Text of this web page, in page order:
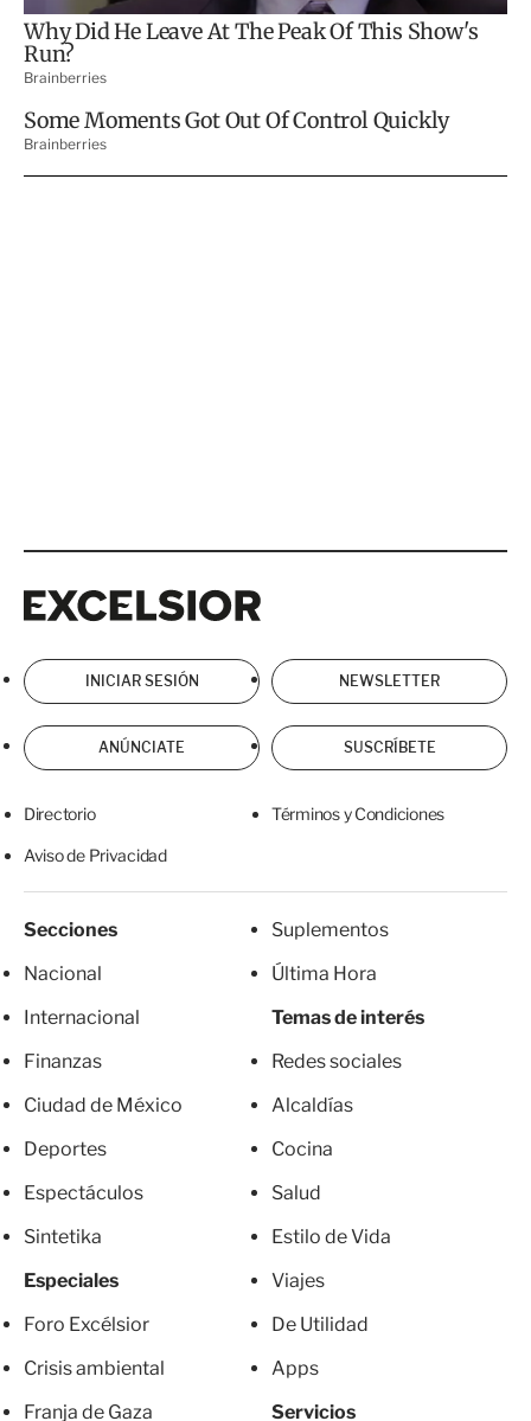
INICIAR SESIÓN NEWSLETTER
ANÚNCIATE SUSCRÍBETE
Directorio Términos y Condiciones
Aviso de Privacidad
Secciones
Nacional
Internacional
Finanzas
Ciudad de México
Deportes
Espectáculos
Sintetika
Especiales
Foro Excélsior
Crisis ambiental
Franja de Gaza
Suplementos
Última Hora
Temas de interés
Redes sociales
Alcaldías
Cocina
Salud
Estilo de Vida
Viajes
De Utilidad
Apps
Servicios